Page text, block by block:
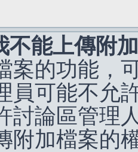
不能上傳附
案的功能，
員可能不允
討論區管理
附加檔案的